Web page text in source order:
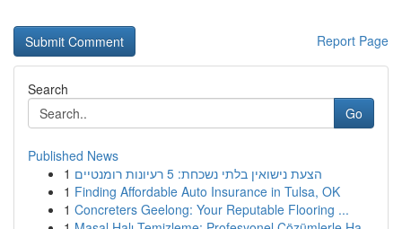
Report Page
Search
Go
Published News
1
הצעת נישואין בלתי נשכחת: 5 רעיונות רומנטיים
1 Finding Affordable Auto Insurance in Tulsa, OK
1 Concreters Geelong: Your Reputable Flooring ...